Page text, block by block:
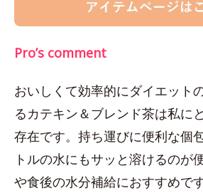
Pro’s comment
おいしくて効率的にダイエット
るカテキン＆ブレンド茶は私に
存在です。持ち運びに便利な個
トルの水にもサッと溶けるのが
や食後の水分補給におすすめで